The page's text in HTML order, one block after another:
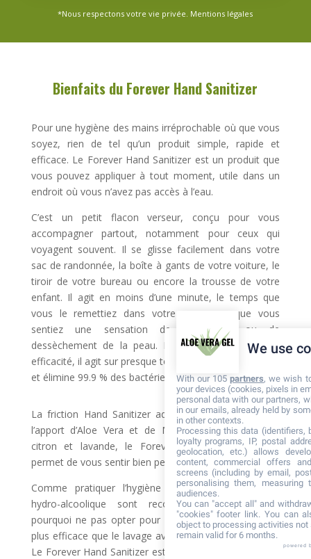
*Nous respectons votre vie privée. Mentions légales
Bienfaits du Forever Hand Sanitizer
Pour une hygiène des mains irréprochable où que vous
soyez, rien de tel qu’un produit simple, rapide et
efficace. Le Forever Hand Sanitizer est un produit que
vous pouvez appliquer à tout moment, utile dans un
endroit où vous n’avez pas accès à l’eau.
C’est un petit flacon verseur, conçu pour vous
accompagner partout, notamment pour ceux qui
voyagent souvent. Il se glisse facilement dans votre
sac de randonnée, la boîte à gants de votre voiture, le
tiroir de votre bureau ou encore la trousse de votre
enfant. Il agit en moins d’une minute, le temps que
vous le remettiez dans votre sac, sans que vous
sentiez une sensation de tiraillement ou de
dessèchement de la peau. En ce qui concerne son
efficacité, il agit sur presque tous les micro-organismes
et élimine 99.9 % des bactéries.
La friction Hand Sanitizer adoucit les mains grâce à
l’apport d’Aloe Vera et de Miel. Grâce aux parfums
citron et lavande, le Forever Hand Sanitizer vous
permet de vous sentir bien pendant toute la journée.
Comme pratiquer l’hygiène des mains par friction
hydro-alcoolique sont recommandée par l’OMS,
pourquoi ne pas opter pour un produit plus rapide et
plus efficace que le lavage avec de l’eau et du savon ?
Le Forever Hand Sanitizer est à la fois un nettoyant et
We use
With our 105partners, we wish
your devices (cookies, pixels in
personal data with our partners,
in our emails, already held by
in other contexts.
Processing this data (identifiers,
loyalty programs, IP, postal
geolocation, etc.) allows
content, commercial offers
screens (including by email,
personalising them, measuring
audiences.
You can "accept all" and
"cookies" footer link. You can
object to processing activities
remain valid for 6 months.
powered